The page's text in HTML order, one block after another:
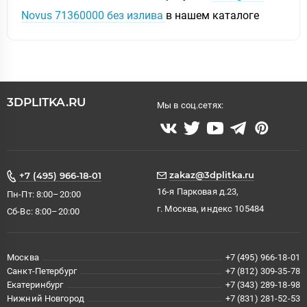
Novus 71360000 без излива в нашем каталоге
3DPLITKA.RU Мы в соц.сетях:
+7 (495) 966-18-01
Пн-Пт: 8:00–20:00
Сб-Вс: 8:00–20:00
zakaz@3dplitka.ru
16-я Парковая д.23,
г. Москва, индекс 105484
Москва
+7 (495) 966-18-01
Санкт-Петербург
+7 (812) 309-35-78
Екатеринбург
+7 (343) 289-18-98
Нижний Новгород
+7 (831) 281-52-53